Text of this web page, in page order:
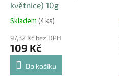
květnice) 10g
Skladem (4 ks)
97,32 Kč bez DPH
109 Kč
Do košíku